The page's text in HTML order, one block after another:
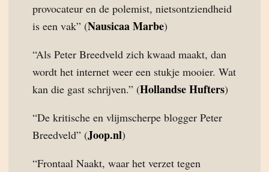
provocateur en de polemist, nietsontziendheid
is een vak” (Nausicaa Marbe)
“Als Peter Breedveld zich kwaad maakt, dan
wordt het internet weer een stukje mooier. Wat
kan die gast schrijven.” (Hollandse Hufters)
“De kritische en vlijmscherpe blogger Peter
Breedveld” (Joop.nl)
“Frontaal Naakt, waar het verzet tegen